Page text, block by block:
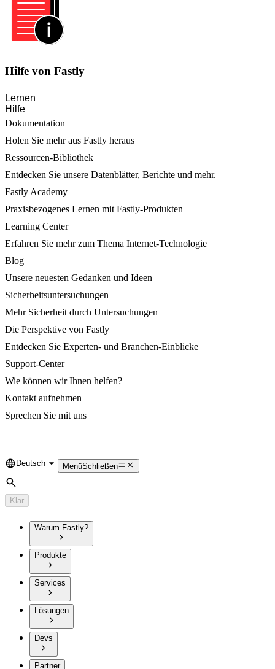
Hilfe von Fastly
Lernen
Hilfe
Dokumentation
Holen Sie mehr aus Fastly heraus
Ressourcen-Bibliothek
Entdecken Sie unsere Datenblätter, Berichte und mehr.
Fastly Academy
Praxisbezogenes Lernen mit Fastly-Produkten
Learning Center
Erfahren Sie mehr zum Thema Internet-Technologie
Blog
Unsere neuesten Gedanken und Ideen
Sicherheitsuntersuchungen
Mehr Sicherheit durch Untersuchungen
Die Perspektive von Fastly
Entdecken Sie Experten- und Branchen-Einblicke
Support-Center
Wie können wir Ihnen helfen?
Kontakt aufnehmen
Sprechen Sie mit uns
Language
Deutsch MenüSchließen
Suche
Klar
Warum Fastly?
Produkte
Services
Lösungen
Devs
Partner